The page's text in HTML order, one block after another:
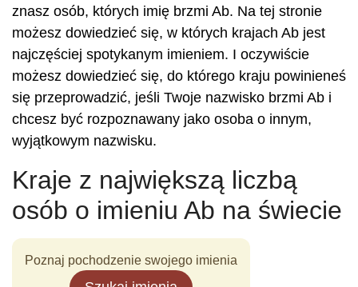
znasz osób, których imię brzmi Ab. Na tej stronie
możesz dowiedzieć się, w których krajach Ab jest
najczęściej spotykanym imieniem. I oczywiście
możesz dowiedzieć się, do którego kraju powinieneś
się przeprowadzić, jeśli Twoje nazwisko brzmi Ab i
chcesz być rozpoznawany jako osoba o innym,
wyjątkowym nazwisku.
Kraje z największą liczbą
osób o imieniu Ab na świecie
Poznaj pochodzenie swojego imienia